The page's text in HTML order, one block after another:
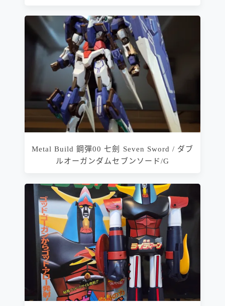
Metal Build 鋼彈00 七劍 Seven Sword / ダブ
ルオーガンダムセブンソード/G